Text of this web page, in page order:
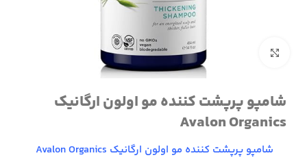
برای بزرگنمایی کلیک کنید
شامپو پرپشت کننده مو اولون ارگانیک
Avalon Organics
شامپو پرپشت کننده مو اولون ارگانیک Avalon Organics